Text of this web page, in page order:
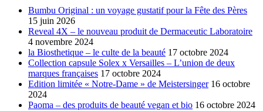
Bumbu Original : un voyage gustatif pour la Fête des Pères
15 juin 2026
Reveal 4X – le nouveau produit de Dermaceutic Laboratoire
4 novembre 2024
la Biosthetique – le culte de la beauté 17 octobre 2024
Collection capsule Solex x Versailles – L’union de deux
marques françaises 17 octobre 2024
Edition limitée « Notre-Dame » de Meistersinger 16 octobre
2024
Paoma – des produits de beauté vegan et bio 16 octobre 2024